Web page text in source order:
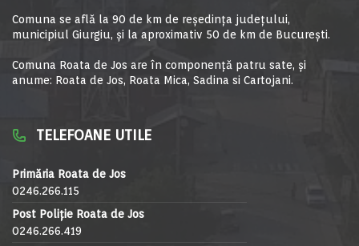
Comuna se află la 90 de km de reşedinţa judeţului,
municipiul Giurgiu, şi la aproximativ 50 de km de Bucureşti.
Comuna Roata de Jos are în componență patru sate, și
anume: Roata de Jos, Roata Mica, Sadina si Cartojani.
TELEFOANE UTILE
Primăria Roata de Jos
0246.266.115
Post Poliție Roata de Jos
0246.266.419